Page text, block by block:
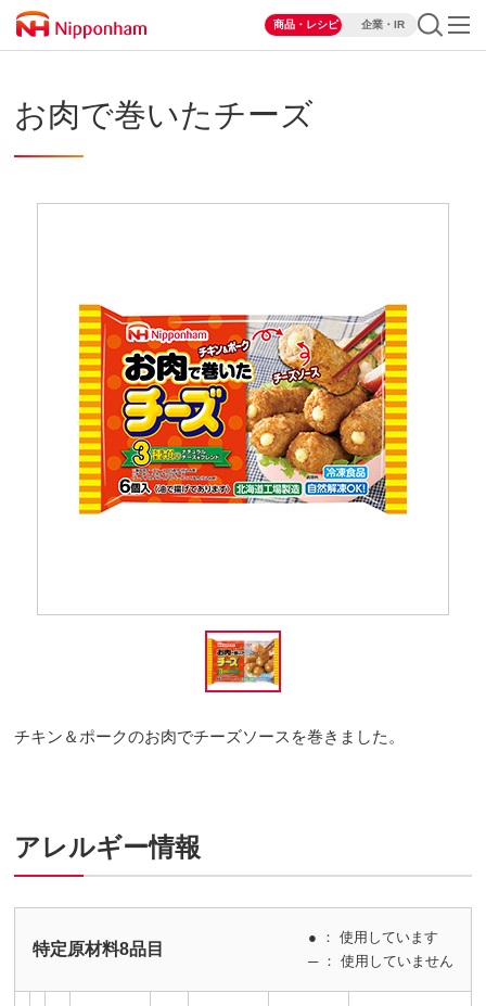
商品・レシピ 企業・IR
お肉で巻いたチーズ
チキン＆ポークのお肉でチーズソースを巻きました。
アレルギー情報
特定原材料8品目
● ： 使用しています
─ ： 使用していません